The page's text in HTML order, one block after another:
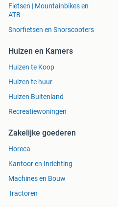
Fietsen | Mountainbikes en
ATB
Snorfietsen en Snorscooters
Huizen en Kamers
Huizen te Koop
Huizen te huur
Huizen Buitenland
Recreatiewoningen
Zakelijke goederen
Horeca
Kantoor en Inrichting
Machines en Bouw
Tractoren